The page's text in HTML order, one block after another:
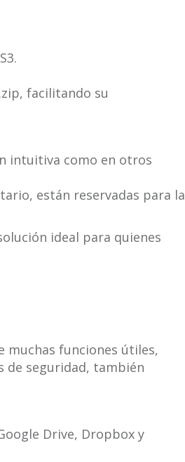
facilitando su
intuitiva como en otros
están reservadas para la
ideal para quienes
muchas funciones útiles,
de seguridad, también
Drive, Dropbox y